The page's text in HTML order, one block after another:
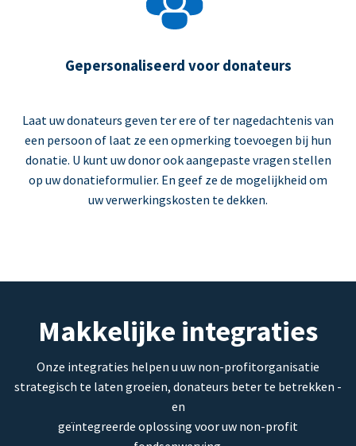
Gepersonaliseerd voor donateurs
Laat uw donateurs geven ter ere of ter nagedachtenis van
een persoon of laat ze een opmerking toevoegen bij hun
donatie. U kunt uw donor ook aangepaste vragen stellen
op uw donatieformulier. En geef ze de mogelijkheid om
uw verwerkingskosten te dekken.
Makkelijke integraties
Onze integraties helpen u uw non-profitorganisatie
strategisch te laten groeien, donateurs beter te betrekken -
en
geïntegreerde oplossing voor uw non-profit